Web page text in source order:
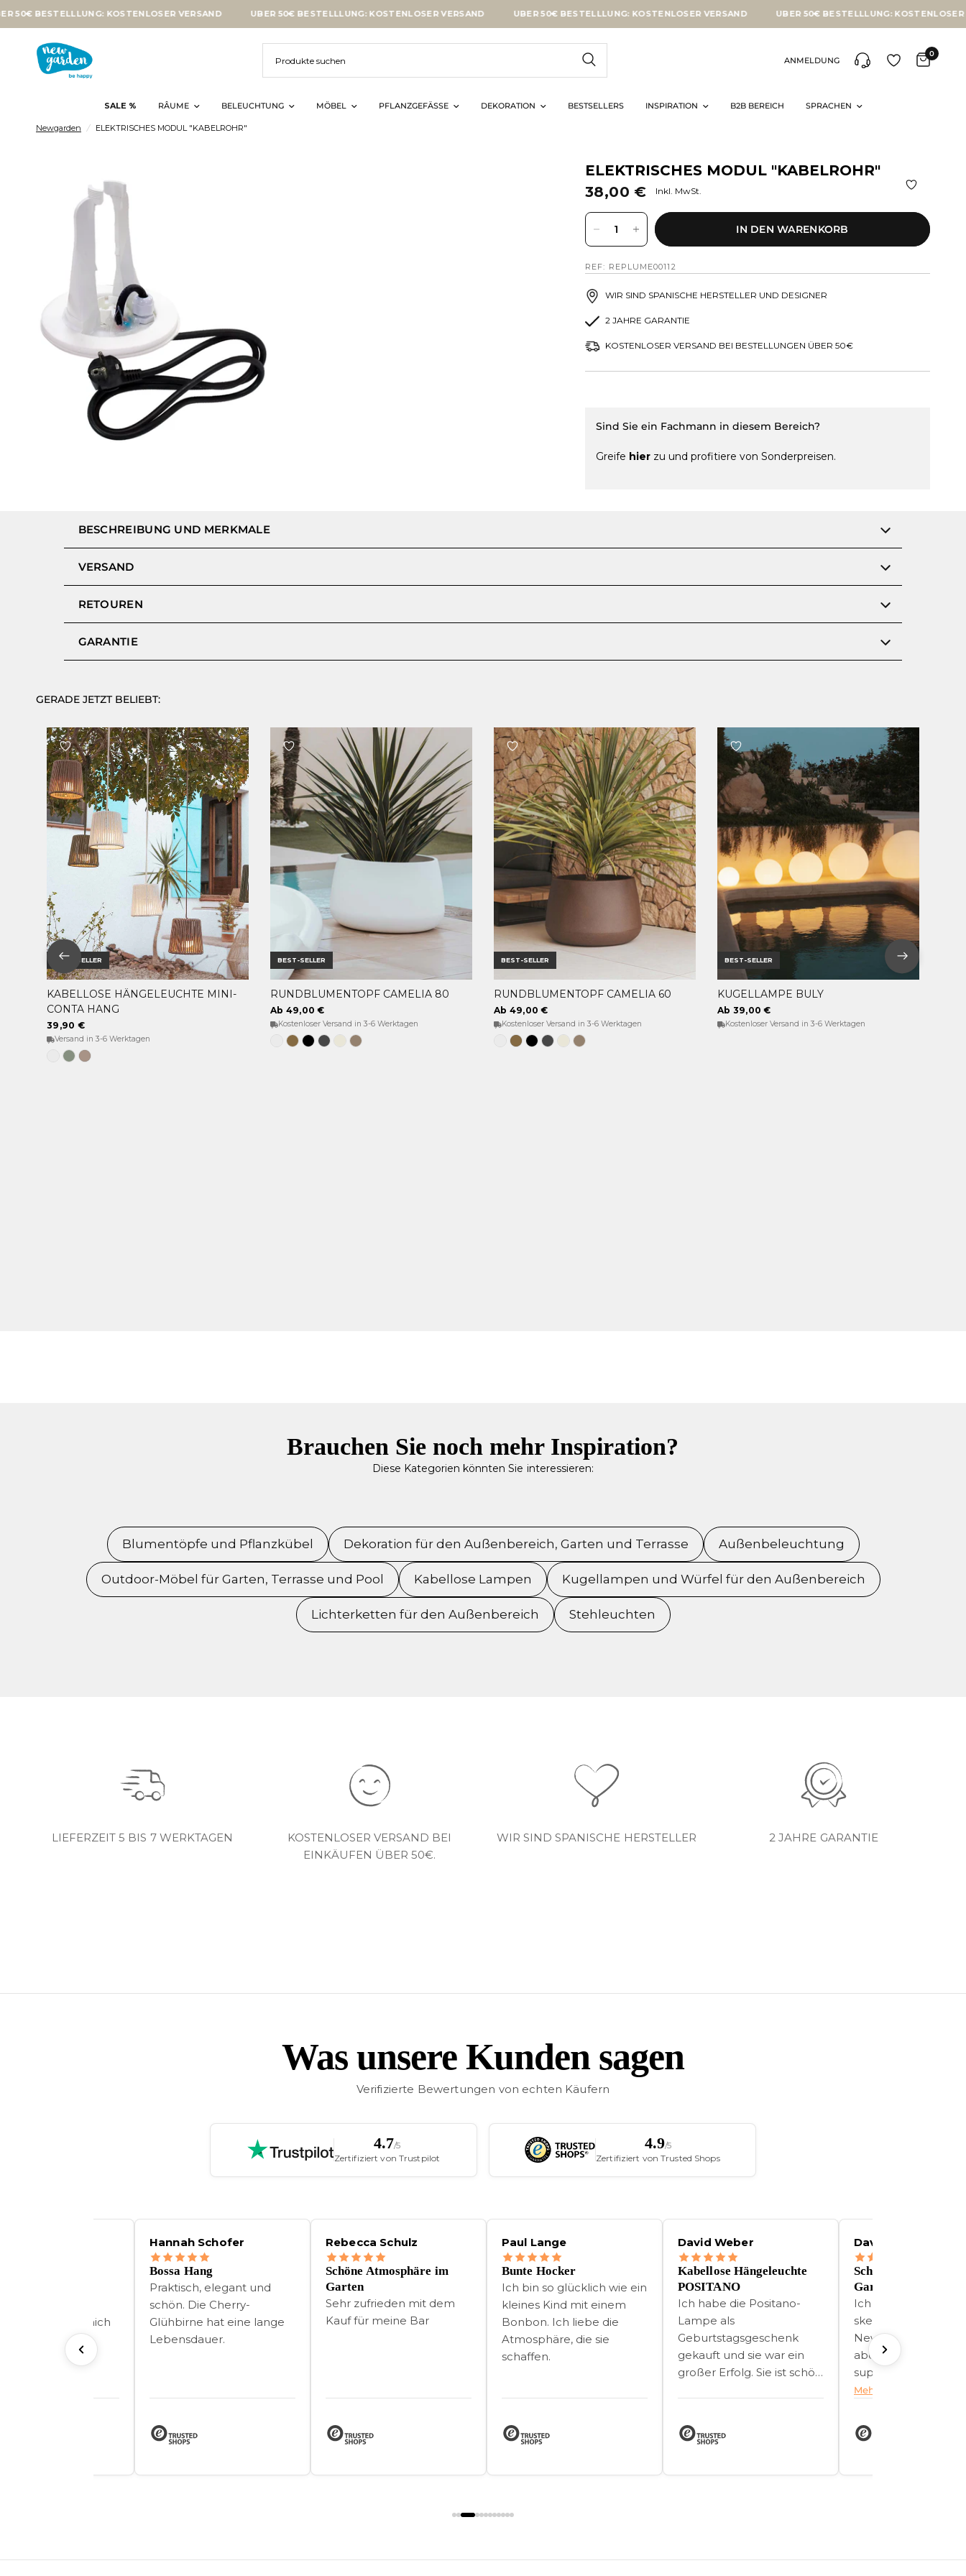
KOSTENLOSER VERSAND ÜBER 50€ BESTELLLUNG: KOSTENLOSER VERSAND ÜBER 50€ BESTELLLUNG: KOSTENLOSER VERSAND ÜBER 50€ BESTELLLUNG: KOSTENLOSER
SALE % RÂUME BELEUCHTUNG MÖBEL PFLANZGEFÄSSE DEKORATION BESTSELLERS INSPIRATION B2B BEREICH SPRACHEN
ANMELDUNG
0
Newgarden / ELEKTRISCHES MODUL "KABELROHR"
ELEKTRISCHES MODUL "KABELROHR"
38,00 €
Inkl. MwSt.
IN DEN WARENKORB
REF: REPLUME00112
WIR SIND SPANISCHE HERSTELLER UND DESIGNER
2 JAHRE GARANTIE
KOSTENLOSER VERSAND BEI BESTELLUNGEN ÜBER 50€
Sind Sie ein Fachmann in diesem Bereich?
Greife hier zu und profitiere von Sonderpreisen.
BESCHREIBUNG UND MERKMALE
VERSAND
RETOUREN
GARANTIE
GERADE JETZT BELIEBT:
BEST-SELLER
OPTIONEN WÄHLEN
KABELLOSE HÄNGELEUCHTE MINI-
CONTA HANG
39,90 €
Versand in 3-6 Werktagen
WeißWeiches
Grün
Taupe
Grau
BEST-SELLER
OPTIONEN WÄHLEN
RUNDBLUMENTOPF CAMELIA 80
Ab 49,00 €
Kostenloser Versand in 3-6 Werktagen
WeissBronzeSchwarz
Anthrazit
Opak-
beige
Taupe
BEST-SELLER
OPTIONEN WÄHLEN
RUNDBLUMENTOPF CAMELIA 60
Ab 49,00 €
Kostenloser Versand in 3-6 Werktagen
WeissBronzeSchwarz
Anthrazit
Opak-
Beige
Taupe
BEST-SELLER
OPTIONEN WÄHLEN
KUGELLAMPE BULY
Ab 39,00 €
Kostenloser Versand in 3-6 Werktagen
Brauchen Sie noch mehr Inspiration?
Diese Kategorien könnten Sie interessieren:
Blumentöpfe und Pflanzkübel Dekoration für den Außenbereich, Garten und Terrasse Außenbeleuchtung
Outdoor-Möbel für Garten, Terrasse und Pool Kabellose Lampen Kugellampen und Würfel für den Außenbereich
Lichterketten für den Außenbereich Stehleuchten
LIEFERZEIT 5 BIS 7 WERKTAGEN
KOSTENLOSER VERSAND BEI
EINKÄUFEN ÜBER 50€.
WIR SIND SPANISCHE HERSTELLER 2 JAHRE GARANTIE
Was unsere Kunden sagen
Verifizierte Bewertungen von echten Käufern
4.7/5
Zertifiziert von Trustpilot
4.9/5
Zertifiziert von Trusted Shops
und mich
in sie verliebt.
kaufe ich
Hannah Schofer
Bossa Hang
Praktisch, elegant und
schön. Die Cherry-
Glühbirne hat eine lange
Lebensdauer.
Rebecca Schulz
Schöne Atmosphäre im
Garten
Sehr zufrieden mit dem
Kauf für meine Bar
Paul Lange
Bunte Hocker
Ich bin so glücklich wie ein
kleines Kind mit einem
Bonbon. Ich liebe die
Atmosphäre, die sie
schaffen.
David Weber
Kabellose Hängeleuchte
POSITANO
Ich habe die Positano-
Lampe als
Geburtstagsgeschenk
gekauft und sie war ein
großer Erfolg. Sie ist schön
der überall hinpasst.
David Weber
Schöne Atmosphäre
Garten
Ich war erst etwas
skeptisch, weil ich
Newgarden nicht
aber die Bestellung
super. Die Lampe
gut verpackt an
Wir haben sie jetzt
paar Wochen...
Mehr lesen